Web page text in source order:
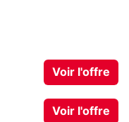
Voir l'offre
Voir l'offre